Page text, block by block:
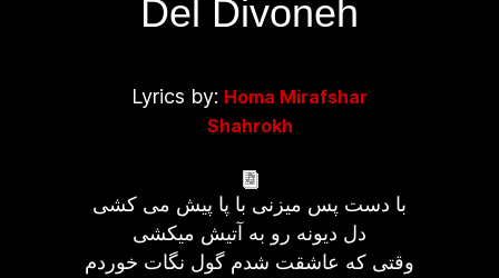
Del Divoneh
Lyrics by: Homa Mirafshar
Shahrokh
با دست پس میزنی با پا پیش می کشی
دل دیونه رو به آتیش میکشی
وقتی که عاشقت شدم گول نگات خوردم